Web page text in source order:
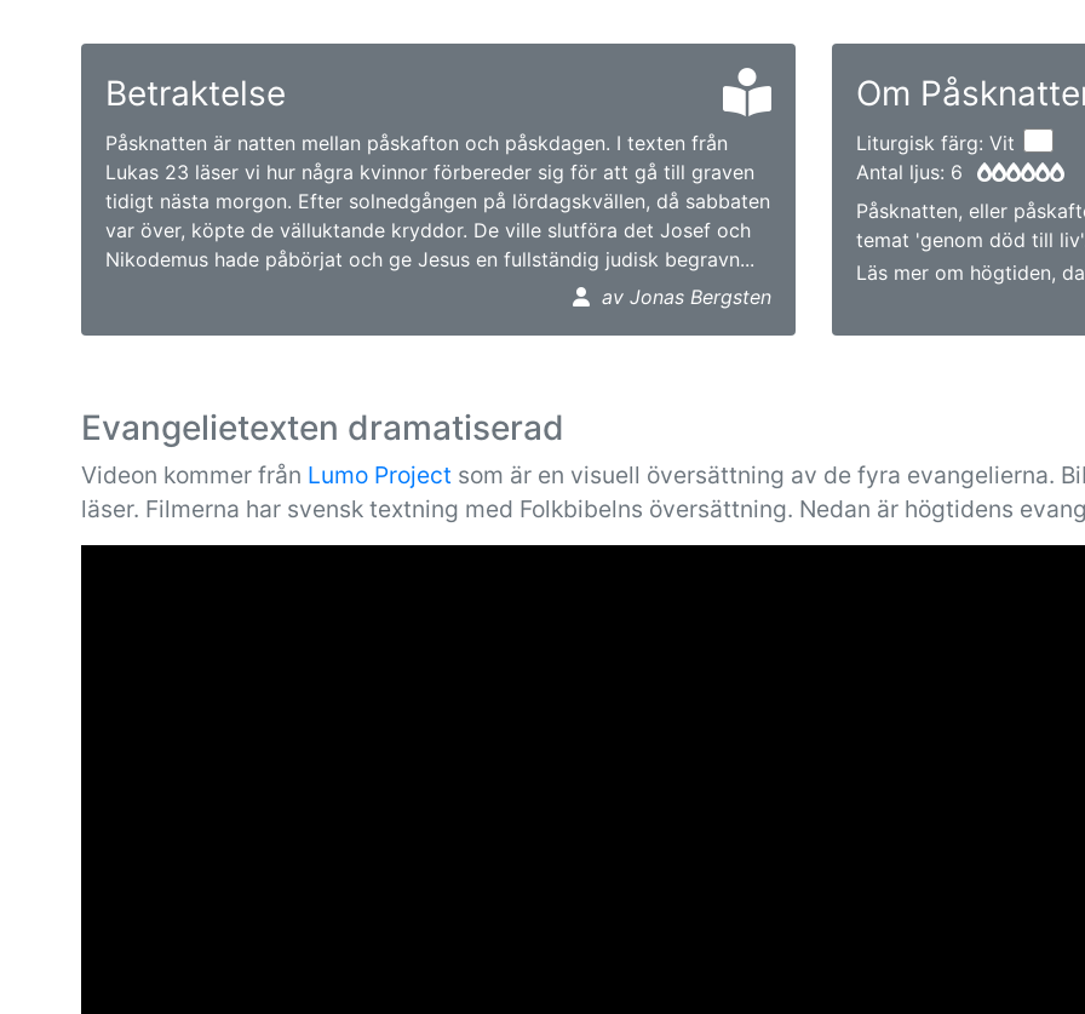
Betraktelse
Påsknatten är natten mellan påskafton och påskdagen. I texten från
Lukas 23 läser vi hur några kvinnor förbereder sig för att gå till graven
tidigt nästa morgon. Efter solnedgången på lördagskvällen, då sabbaten
var över, köpte de välluktande kryddor. De ville slutföra det Josef och
Nikodemus hade påbörjat och ge Jesus en fullständig judisk begravn...
av Jonas Bergsten
Om
Liturgisk färg: Vit
Antal ljus: 6
Påsknatten, eller
temat 'genom död till
Läs mer om högtiden,
Evangelietexten dramatiserad
Videon kommer från Lumo Project som är en visuell översättning av de fyra evangelierna.
läser. Filmerna har svensk textning med Folkbibelns översättning. Nedan är högtidens